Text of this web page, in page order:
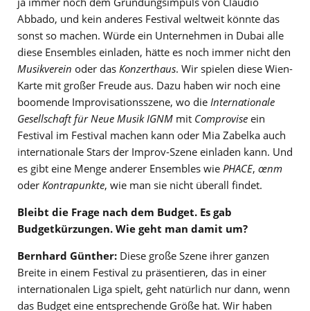
Abbado, und kein anderes Festival weltweit könnte das
sonst so machen. Würde ein Unternehmen in Dubai alle
diese Ensembles einladen, hätte es noch immer nicht den
Musikverein oder das Konzerthaus. Wir spielen diese Wien-
Karte mit großer Freude aus. Dazu haben wir noch eine
boomende Improvisationsszene, wo die Internationale
Gesellschaft für Neue Musik IGNM mit Comprovise ein
Festival im Festival machen kann oder Mia Zabelka auch
internationale Stars der Improv-Szene einladen kann. Und
es gibt eine Menge anderer Ensembles wie PHACE, œnm
oder Kontrapunkte, wie man sie nicht überall findet.
Bleibt die Frage nach dem Budget. Es gab
Budgetkürzungen. Wie geht man damit um?
Bernhard Günther: Diese große Szene ihrer ganzen
Breite in einem Festival zu präsentieren, das in einer
internationalen Liga spielt, geht natürlich nur dann, wenn
das Budget eine entsprechende Größe hat. Wir haben